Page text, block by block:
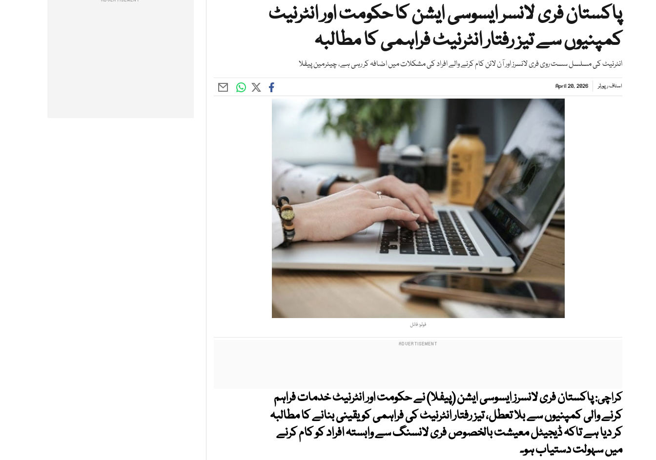
پاکستان فری لانسر ایسوسی ایشن کا حکومت اور انٹرنیٹ
کمپنیوں سے تیز رفتار انٹرنیٹ فراہمی کا مطالبہ
انٹرنیٹ کی مسلسل سست روی فری لانسرز اور آن لائن کام کرنے والے افراد کی مشکلات میں اضافہ کر رہی ہے، چیئرمین پیفلا
اسٹاف رپورٹر April 20, 2026
فوٹو: فائل
کراچی:پاکستان فری لانسرز ایسوسی ایشن (پیفلا) نے حکومت اور انٹرنیٹ خدمات فراہم
کرنے والی کمپنیوں سے بلا تعطل، تیز رفتار انٹرنیٹ کی فراہمی کو یقینی بنانے کا مطالبہ
کر دیا ہے تاکہ ڈیجیٹل معیشت بالخصوص فری لانسنگ سے وابستہ افراد کو کام کرنے
میں سہولت دستیاب ہو۔